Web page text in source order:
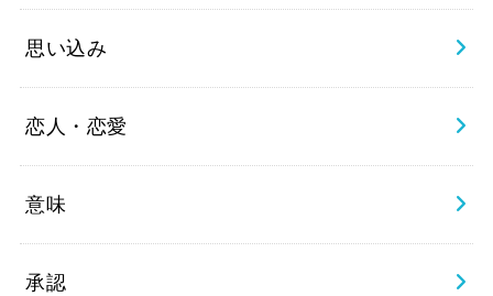
思い込み
恋人・恋愛
意味
承認